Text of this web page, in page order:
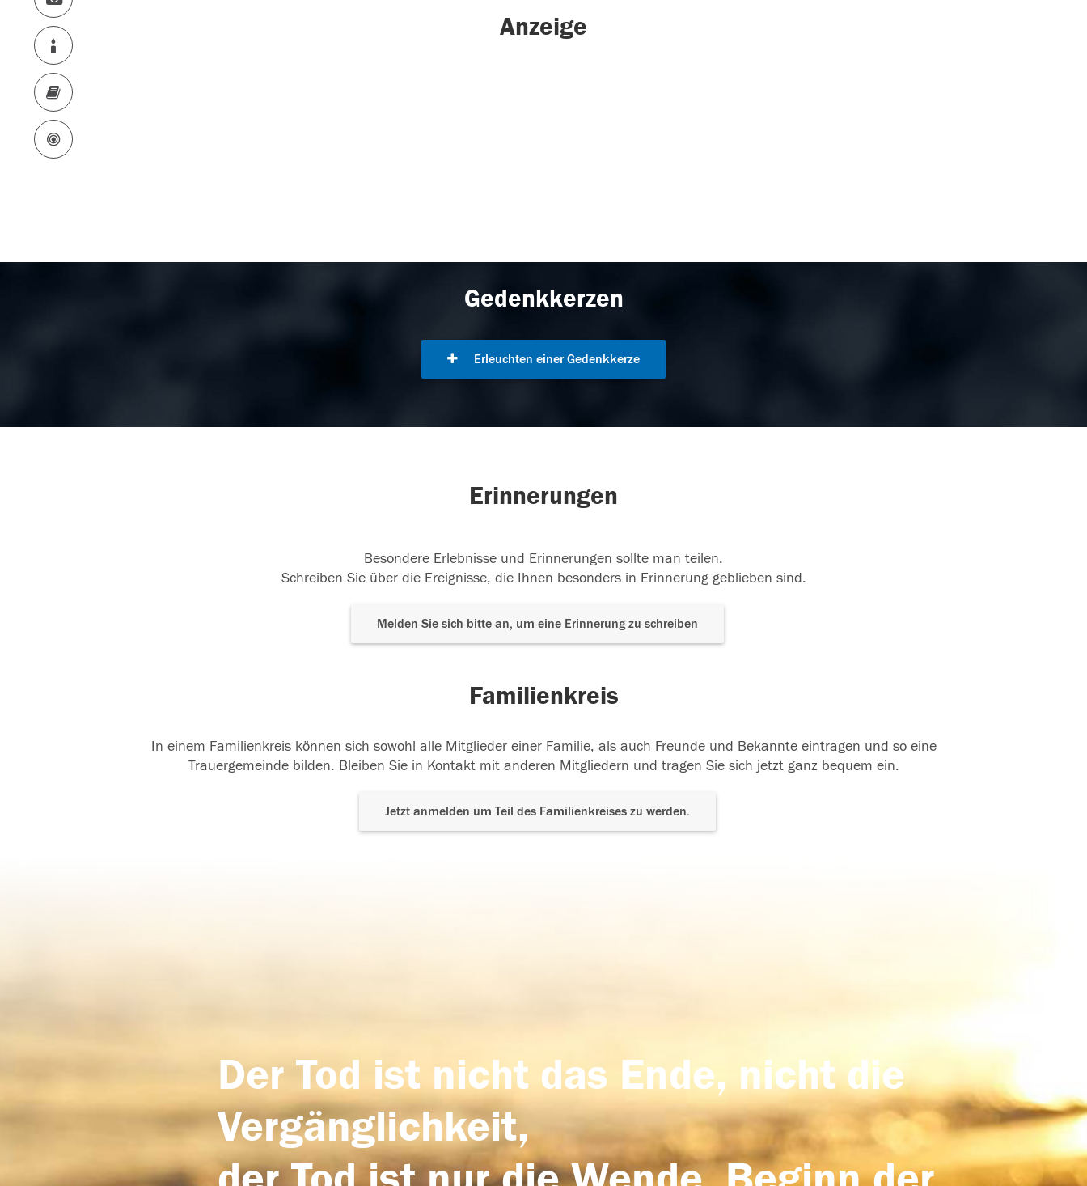
Anzeige
Gedenkkerzen
Erleuchten einer Gedenkkerze
Erinnerungen
Besondere Erlebnisse und Erinnerungen sollte man teilen.
Schreiben Sie über die Ereignisse, die Ihnen besonders in Erinnerung geblieben sind.
Melden Sie sich bitte an, um eine Erinnerung zu schreiben
Familienkreis
In einem Familienkreis können sich sowohl alle Mitglieder einer Familie, als auch Freunde und Bekannte eintragen und so eine
Trauergemeinde bilden. Bleiben Sie in Kontakt mit anderen Mitgliedern und tragen Sie sich jetzt ganz bequem ein.
Jetzt anmelden um Teil des Familienkreises zu werden.
Der Tod ist nicht das Ende, nicht die
Vergänglichkeit,